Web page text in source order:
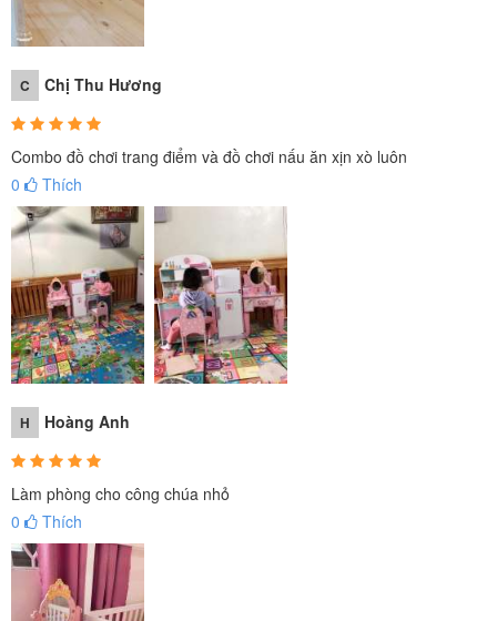
Bộ bàn trang điểm gỗ cho bé gồm có hộp phấn, phấn mắt, máy
uốn tóc, máy sấy tóc, nước hoa, nhũ móng... cho bé thỏa sức làm
đẹp
C Chị Thu Hương
Combo đồ chơi trang điểm và đồ chơi nấu ăn xịn xò luôn
0
Thích
H Hoàng Anh
Làm phòng cho công chúa nhỏ
0
Thích